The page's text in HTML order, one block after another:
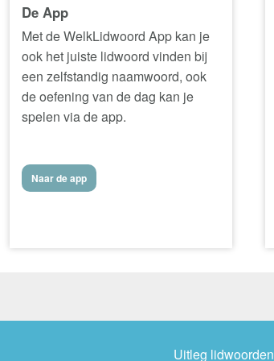
De App
Met de WelkLidwoord App kan je
ook het juiste lidwoord vinden bij
een zelfstandig naamwoord, ook
de oefening van de dag kan je
spelen via de app.
Naar de app
Uitleg lidwoorden